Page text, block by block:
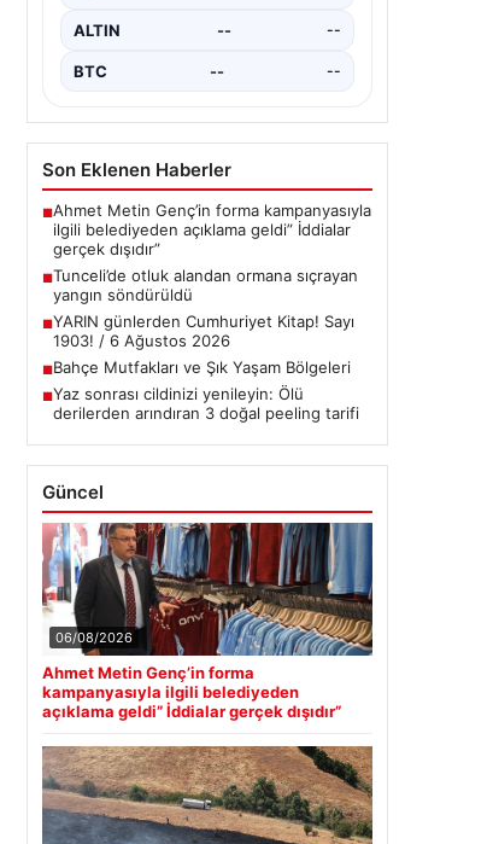
ALTIN -- --
BTC -- --
Son Eklenen Haberler
■Ahmet Metin Genç’in forma kampanyasıyla
ilgili belediyeden açıklama geldi” İddialar
gerçek dışıdır”
■Tunceli’de otluk alandan ormana sıçrayan
yangın söndürüldü
■YARIN günlerden Cumhuriyet Kitap! Sayı
1903! / 6 Ağustos 2026
■Bahçe Mutfakları ve Şık Yaşam Bölgeleri
■Yaz sonrası cildinizi yenileyin: Ölü
derilerden arındıran 3 doğal peeling tarifi
Güncel
06/08/2026
Ahmet Metin Genç’in forma
kampanyasıyla ilgili belediyeden
açıklama geldi” İddialar gerçek dışıdır”